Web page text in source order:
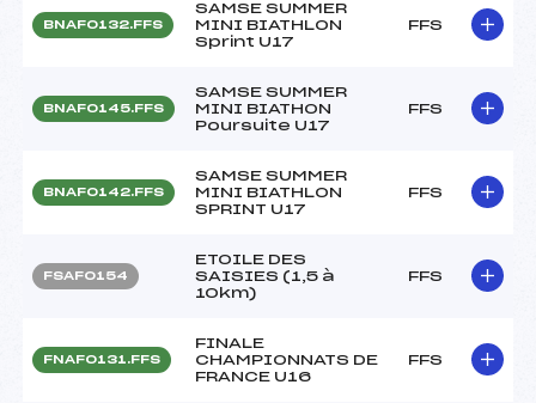
BNAF0132.FFS
SAMSE SUMMER
MINI BIATHLON
Sprint U17
FFS
BNAF0145.FFS
SAMSE SUMMER
MINI BIATHON
Poursuite U17
FFS
BNAF0142.FFS
SAMSE SUMMER
MINI BIATHLON
SPRINT U17
FFS
FSAF0154
ETOILE DES
SAISIES (1,5 à
10km)
FFS
FNAF0131.FFS
FINALE
CHAMPIONNATS DE
FRANCE U16
FFS